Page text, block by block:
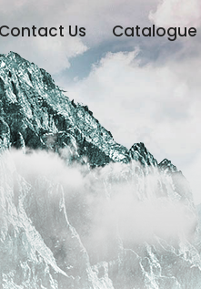
Contact Us Catalogue